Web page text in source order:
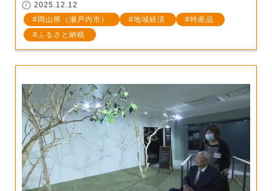
2025.12.12
岡山県（瀬戸内市）
地域経済
特産品
ふるさと納税